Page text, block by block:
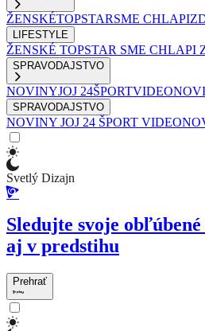
ŽENSKÉTOPSTARSME CHLAPI
LIFESTYLE
ŽENSKÉ TOPSTAR SME CHLAPI
SPRAVODAJSTVO
NOVINYJOJ 24ŠPORT
SPRAVODAJSTVO
NOVINY JOJ 24 ŠPORT
Svetlý Dizajn
Sledujte svoje
aj v predstihu
Prehrať